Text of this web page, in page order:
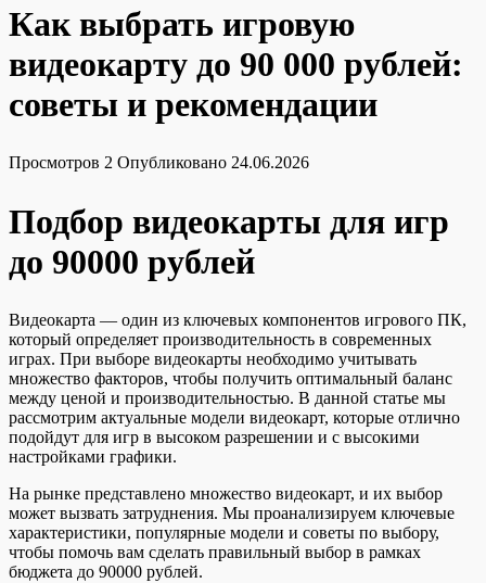
Как выбрать игровую
видеокарту до 90 000 рублей:
советы и рекомендации
Просмотров 2 Опубликовано 24.06.2026
Подбор видеокарты для игр
до 90000 рублей
Видеокарта — один из ключевых компонентов игрового ПК,
который определяет производительность в современных
играх. При выборе видеокарты необходимо учитывать
множество факторов, чтобы получить оптимальный баланс
между ценой и производительностью. В данной статье мы
рассмотрим актуальные модели видеокарт, которые отлично
подойдут для игр в высоком разрешении и с высокими
настройками графики.
На рынке представлено множество видеокарт, и их выбор
может вызвать затруднения. Мы проанализируем ключевые
характеристики, популярные модели и советы по выбору,
чтобы помочь вам сделать правильный выбор в рамках
бюджета до 90000 рублей.